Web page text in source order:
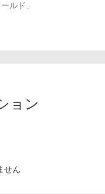
ルド」
ョン
せん